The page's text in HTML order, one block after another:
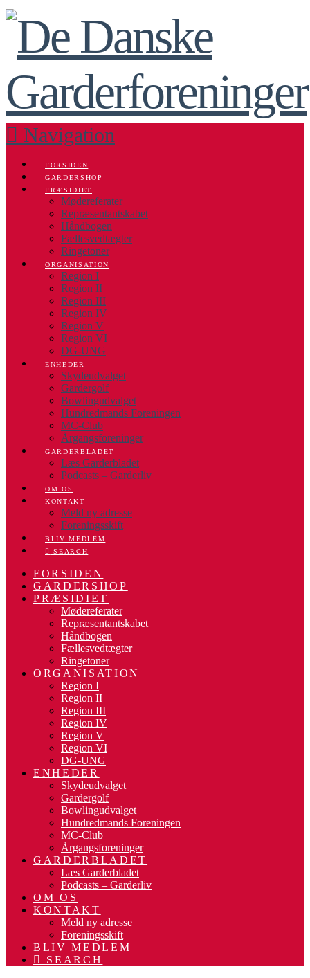
Navigation
FORSIDEN
GARDERSHOP
PRÆSIDIET
Mødereferater
Repræsentantskabet
Håndbogen
Fællesvedtægter
Ringetoner
ORGANISATION
Region I
Region II
Region III
Region IV
Region V
Region VI
DG-UNG
ENHEDER
Skydeudvalget
Gardergolf
Bowlingudvalget
Hundredmands Foreningen
MC-Club
Årgangsforeninger
GARDERBLADET
Læs Garderbladet
Podcasts – Garderliv
OM OS
KONTAKT
Meld ny adresse
Foreningsskift
BLIV MEDLEM
SEARCH
FORSIDEN
GARDERSHOP
PRÆSIDIET
Mødereferater
Repræsentantskabet
Håndbogen
Fællesvedtægter
Ringetoner
ORGANISATION
Region I
Region II
Region III
Region IV
Region V
Region VI
DG-UNG
ENHEDER
Skydeudvalget
Gardergolf
Bowlingudvalget
Hundredmands Foreningen
MC-Club
Årgangsforeninger
GARDERBLADET
Læs Garderbladet
Podcasts – Garderliv
OM OS
KONTAKT
Meld ny adresse
Foreningsskift
BLIV MEDLEM
SEARCH